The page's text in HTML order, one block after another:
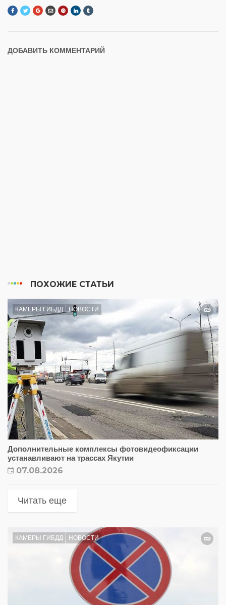
ДОБАВИТЬ КОММЕНТАРИЙ
ПОХОЖИЕ СТАТЬИ
КАМЕРЫ ГИБДД НОВОСТИ
Дополнительные комплексы фотовидеофиксации
устанавливают на трассах Якутии
07.08.2026
Читать еще
КАМЕРЫ ГИБДД НОВОСТИ